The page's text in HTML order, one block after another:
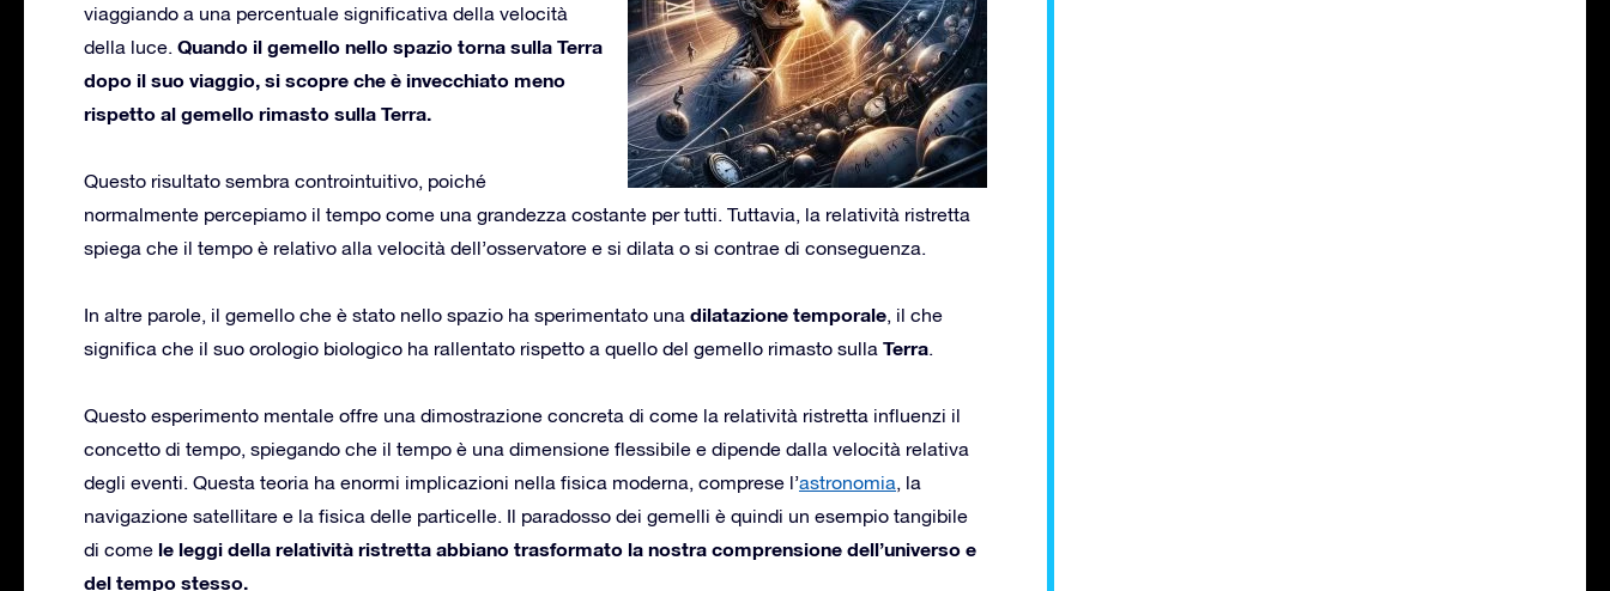
viaggiando a una percentuale significativa della velocità
della luce. Quando il gemello nello spazio torna sulla Terra
dopo il suo viaggio, si scopre che è invecchiato meno
rispetto al gemello rimasto sulla Terra.
Questo risultato sembra controintuitivo, poiché
normalmente percepiamo il tempo come una grandezza costante per tutti. Tuttavia, la relatività ristretta
spiega che il tempo è relativo alla velocità dell’osservatore e si dilata o si contrae di conseguenza.
In altre parole, il gemello che è stato nello spazio ha sperimentato una dilatazione temporale, il che
significa che il suo orologio biologico ha rallentato rispetto a quello del gemello rimasto sulla Terra.
Questo esperimento mentale offre una dimostrazione concreta di come la relatività ristretta influenzi il
concetto di tempo, spiegando che il tempo è una dimensione flessibile e dipende dalla velocità relativa
degli eventi. Questa teoria ha enormi implicazioni nella fisica moderna, comprese l’astronomia, la
navigazione satellitare e la fisica delle particelle. Il paradosso dei gemelli è quindi un esempio tangibile
di come le leggi della relatività ristretta abbiano trasformato la nostra comprensione dell’universo e
del tempo stesso.